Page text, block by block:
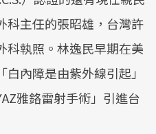
科主任的張昭雄，台灣許
科執照。林逸民早期在美
內障是由紫外線引起」
雅鉻雷射手術」引進台